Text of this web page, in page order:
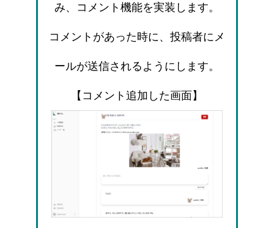
み、コメント機能を実装します。
コメントがあった時に、投稿者にメ
ールが送信されるようにします。
【コメント追加した画面】